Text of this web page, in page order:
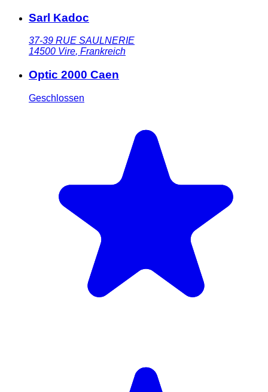
Sarl Kadoc
37-39 RUE SAULNERIE
14500 Vire, Frankreich
Optic 2000 Caen
Geschlossen